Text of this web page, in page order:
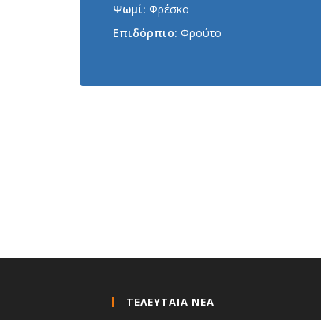
Ψωμί: Φρέσκο
Επιδόρπιο: Φρούτο
ΤΕΛΕΥΤΑΙΑ ΝΕΑ